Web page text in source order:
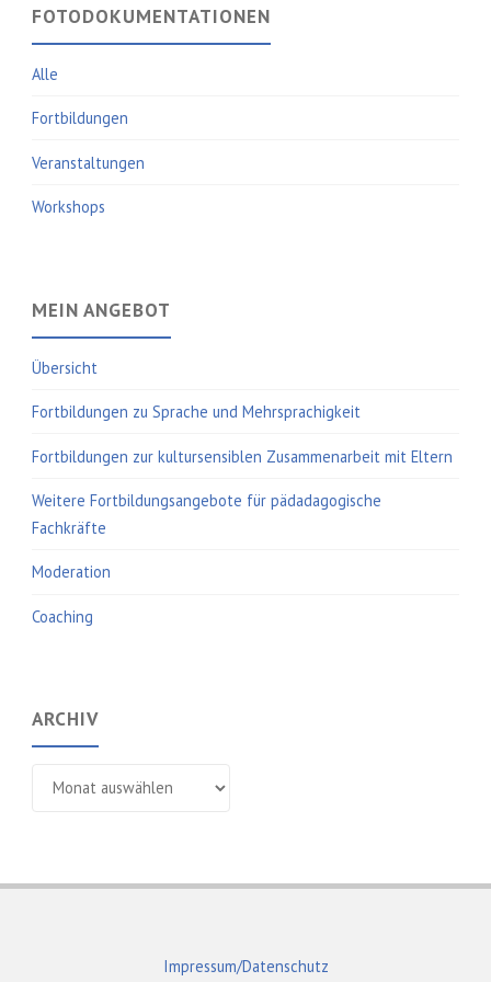
FOTODOKUMENTATIONEN
Alle
Fortbildungen
Veranstaltungen
Workshops
MEIN ANGEBOT
Übersicht
Fortbildungen zu Sprache und Mehrsprachigkeit
Fortbildungen zur kultursensiblen Zusammenarbeit mit Eltern
Weitere Fortbildungsangebote für pädadagogische
Fachkräfte
Moderation
Coaching
ARCHIV
Impressum/Datenschutz